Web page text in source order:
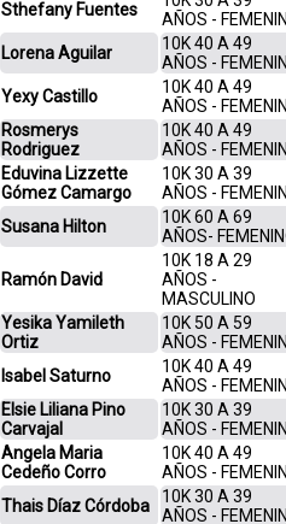
Sthefany Fuentes
AÑOS -
Lorena Aguilar
10K 40 A 49
AÑOS -
Yexy Castillo
10K 40 A 49
AÑOS -
Rosmerys
Rodriguez
10K 40 A 49
AÑOS -
Eduvina Lizzette
Gómez Camargo
10K 30 A 39
AÑOS -
Susana Hilton
10K 60 A 69
AÑOS-
Ramón David
10K 18 A 29
AÑOS -
MASCULINO
Yesika Yamileth
Ortiz
10K 50 A 59
AÑOS -
Isabel Saturno
10K 40 A 49
AÑOS -
Elsie Liliana Pino
Carvajal
10K 30 A 39
AÑOS -
Angela Maria
Cedeño Corro
10K 40 A 49
AÑOS -
Thais Díaz Córdoba
10K 30 A 39
AÑOS -